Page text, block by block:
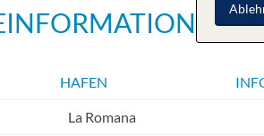
HAFEN
La Romana